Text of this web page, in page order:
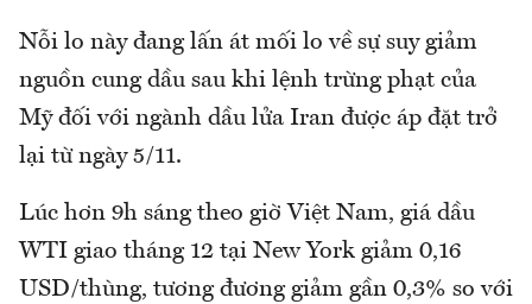
Nỗi lo này đang lấn át mối lo về sự suy giảm
nguồn cung dầu sau khi lệnh trừng phạt của
Mỹ đối với ngành dầu lửa Iran được áp đặt trở
lại từ ngày 5/11.
Lúc hơn 9h sáng theo giờ Việt Nam, giá dầu
WTI giao tháng 12 tại New York giảm 0,16
USD/thùng, tương đương giảm gần 0,3% so với